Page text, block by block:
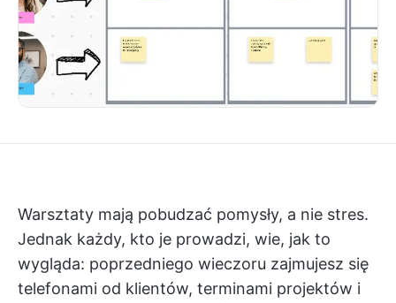
Warsztaty mają pobudzać pomysły, a nie stres.
Jednak każdy, kto je prowadzi, wie, jak to
wygląda: poprzedniego wieczoru zajmujesz się
telefonami od klientów, terminami projektów i